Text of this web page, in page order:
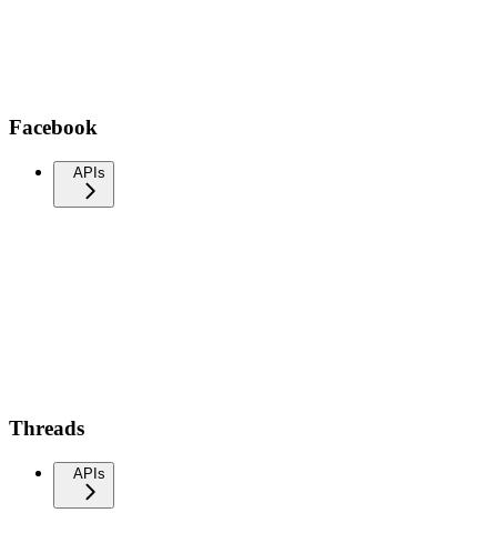
Facebook
APIs
Threads
APIs